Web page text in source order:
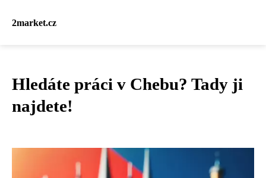
2market.cz
Hledáte práci v Chebu? Tady ji
najdete!